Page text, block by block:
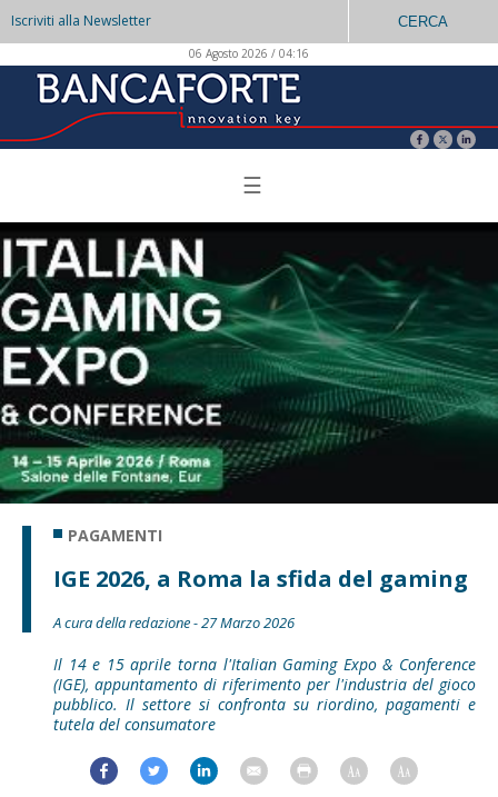
Iscriviti alla Newsletter CERCA
06 Agosto 2026 / 04:16
☰
PAGAMENTI
IGE 2026, a Roma la sfida del gaming
A cura della redazione - 27 Marzo 2026
Il 14 e 15 aprile torna l'Italian Gaming Expo & Conference
(IGE), appuntamento di riferimento per l'industria del gioco
pubblico. Il settore si confronta su riordino, pagamenti e
tutela del consumatore